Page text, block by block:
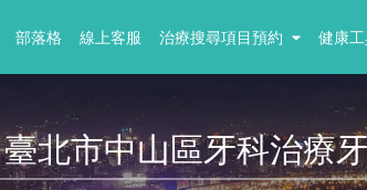
部落格 線上客服 治療搜尋項目預約 健康
臺北市中山區牙科治療